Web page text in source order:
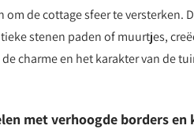
de cottage sfeer te versterken.
stenen paden of muurtjes,
charme en het karakter van de
met verhoogde borders